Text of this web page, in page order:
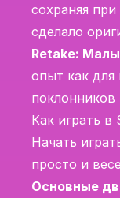
сохраняя
сделало
Retake:
опыт как для
поклонников
Как играть
Начать
просто и
Основные